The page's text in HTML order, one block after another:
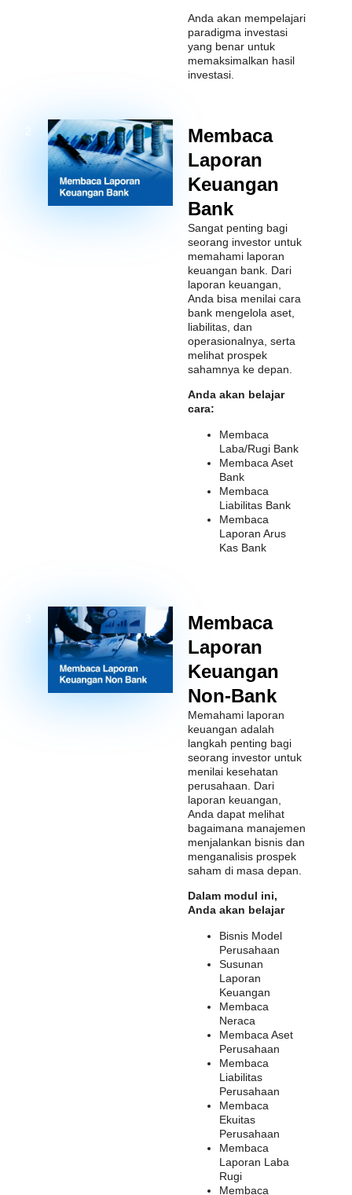
Anda akan mempelajari
paradigma investasi
yang benar untuk
memaksimalkan hasil
investasi.
Membaca
Laporan
Keuangan
Bank
Sangat penting bagi
seorang investor untuk
memahami laporan
keuangan bank. Dari
laporan keuangan,
Anda bisa menilai cara
bank mengelola aset,
liabilitas, dan
operasionalnya, serta
melihat prospek
sahamnya ke depan.
Anda akan belajar
cara:
Membaca
Laba/Rugi Bank
Membaca Aset
Bank
Membaca
Liabilitas Bank
Membaca
Laporan Arus
Kas Bank
Membaca
Laporan
Keuangan
Non-Bank
Memahami laporan
keuangan adalah
langkah penting bagi
seorang investor untuk
menilai kesehatan
perusahaan. Dari
laporan keuangan,
Anda dapat melihat
bagaimana manajemen
menjalankan bisnis dan
menganalisis prospek
saham di masa depan.
Dalam modul ini,
Anda akan belajar
Bisnis Model
Perusahaan
Susunan
Laporan
Keuangan
Membaca
Neraca
Membaca Aset
Perusahaan
Membaca
Liabilitas
Perusahaan
Membaca
Ekuitas
Perusahaan
Membaca
Laporan Laba
Rugi
Membaca